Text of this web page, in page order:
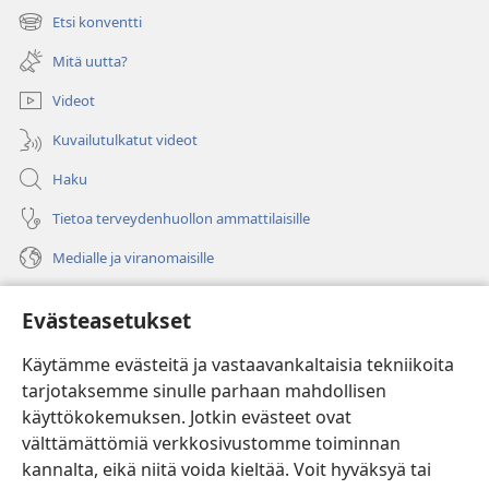
Evästeasetukset
Käytämme evästeitä ja vastaavankaltaisia tekniikoita
tarjotaksemme sinulle parhaan mahdollisen
käyttökokemuksen. Jotkin evästeet ovat
välttämättömiä verkkosivustomme toiminnan
kannalta, eikä niitä voida kieltää. Voit hyväksyä tai
uuden
ikkunan)
Etsi konventti
(avaa
uuden
ikkunan)
Mitä uutta?
Videot
Kuvailutulkatut videot
Haku
Tietoa terveydenhuollon ammattilaisille
Medialle ja viranomaisille
(avaa
uuden
ikkunan)Vartiotornin VERKKOKIRJASTO
(avaa
uuden
ikkunan)JW Hub
(avaa